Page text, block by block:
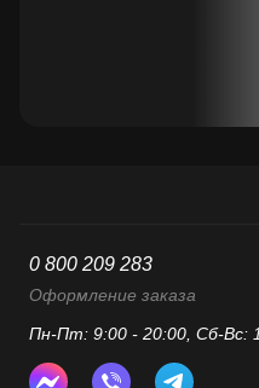
0 800 209 283
Оформление заказа
Пн-Пт: 9:00 - 20:00, Сб-Вс: